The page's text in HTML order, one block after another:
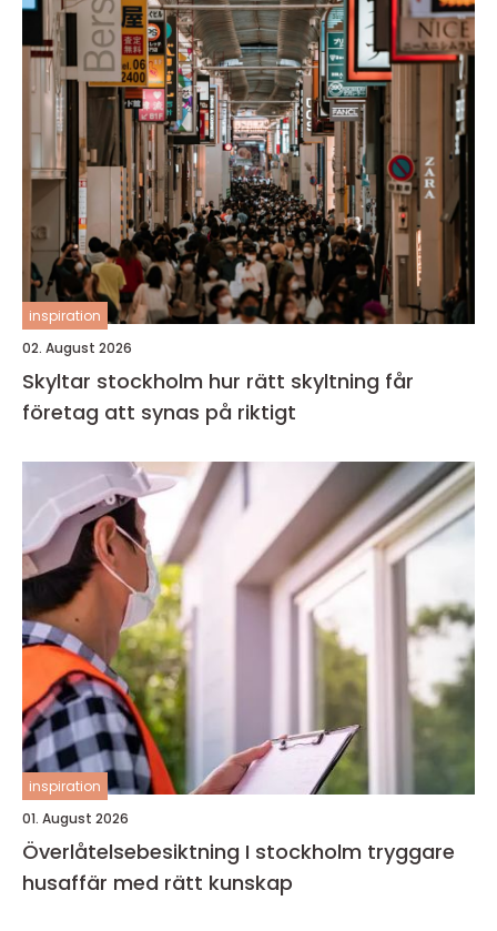
inspiration
02. August 2026
Skyltar stockholm hur rätt skyltning får
företag att synas på riktigt
inspiration
01. August 2026
Överlåtelsebesiktning I stockholm tryggare
husaffär med rätt kunskap